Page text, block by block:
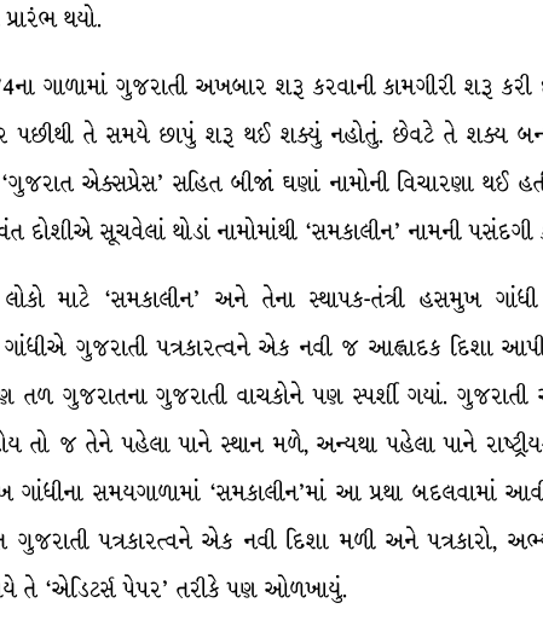
થયો.
ગાળામાં ગુજરાતી અખબાર શરૂ કરવાની કામગીરી શરૂ કરી
પછીથી તે સમયે છાપું શરૂ થઈ શક્યું નહોતું. છેવટે તે શક્ય
એક્સપ્રેસ’ સહિત બીજાં ઘણાં નામોની વિચારણા થઈ
સૂચવેલાં થોડાં નામોમાંથી ‘સમકાલીન’ નામની
માટે ‘સમકાલીન’ અને તેના સ્થાપક-તંત્રી હસમુખ
ગુજરાતી પત્રકારત્વને એક નવી જ આહ્લાદક દિશા
ગુજરાતના ગુજરાતી વાચકોને પણ સ્પર્શી ગયાં. ગુજરાતી
તો જ તેને પહેલા પાને સ્થાન મળે, અન્યથા પહેલા પાને રાષ્ટ્રીય-
સમયગાળામાં ‘સમકાલીન’માં આ પ્રથા બદલવામાં
ગુજરાતી પત્રકારત્વને એક નવી દિશા મળી અને
તે ‘એડિટર્સ પેપર’ તરીકે પણ ઓળખાયું.